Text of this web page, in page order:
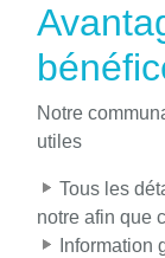
Notre
utiles
Tous les
notre afin que
Information